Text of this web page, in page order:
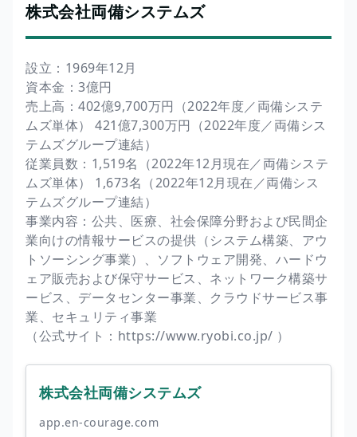
株式会社両備システムズ
設立：1969年12月
資本金：3億円
売上高：402億9,700万円（2022年度／両備システ
ムズ単体） 421億7,300万円（2022年度／両備シス
テムズグループ連結）
従業員数：1,519名（2022年12月現在／両備システ
ムズ単体） 1,673名（2022年12月現在／両備シス
テムズグループ連結）
事業内容：公共、医療、社会保障分野および民間企
業向けの情報サービスの提供（システム構築、アウ
トソーシング事業）、ソフトウェア開発、ハードウ
ェア販売および保守サービス、ネットワーク構築サ
ービス、データセンター事業、クラウドサービス事
業、セキュリティ事業
（公式サイト：https://www.ryobi.co.jp/ ）
株式会社両備システムズ
app.en-courage.com